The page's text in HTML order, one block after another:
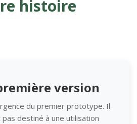
histoire
version
du premier prototype. Il
destiné à une utilisation